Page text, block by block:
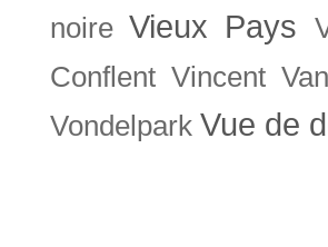
noire Vieux Pays
Conflent Vincent
Vondelpark Vue de